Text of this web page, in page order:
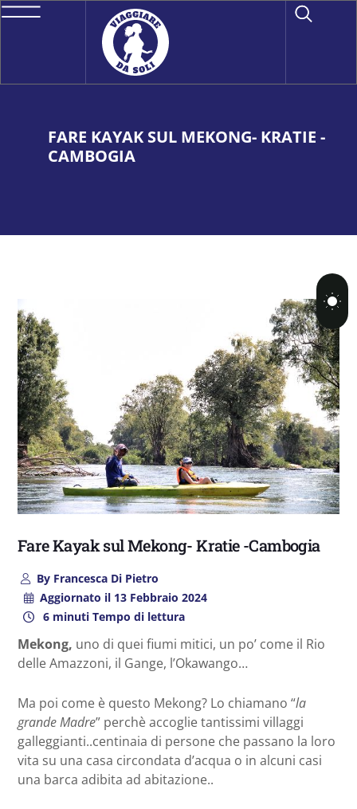
FARE KAYAK SUL MEKONG- KRATIE -
CAMBOGIA
Fare Kayak sul Mekong- Kratie -Cambogia
ByFrancesca Di Pietro
Aggiornato il13 Febbraio 2024
6 minuti Tempo di lettura
Mekong, uno di quei fiumi mitici, un po’ come il Rio
delle Amazzoni, il Gange, l’Okawango…
Ma poi come è questo Mekong? Lo chiamano “la
grande Madre” perchè accoglie tantissimi villaggi
galleggianti..centinaia di persone che passano la loro
vita su una casa circondata d’acqua o in alcuni casi
una barca adibita ad abitazione..